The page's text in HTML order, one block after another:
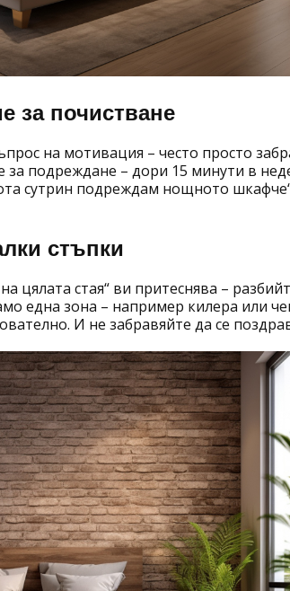
за почистване
на мотивация – често просто
подреждане – дори 15 минути в
сутрин подреждам нощното
стъпки
цялата стая“ ви притеснява –
една зона – например килера или
И не забравяйте да се